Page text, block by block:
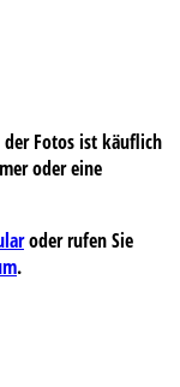
der Fotos ist käuflich
oder eine
oder rufen Sie
.